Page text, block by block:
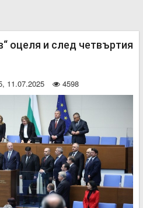
оцеля и след четвъртия
11.07.2025 4598